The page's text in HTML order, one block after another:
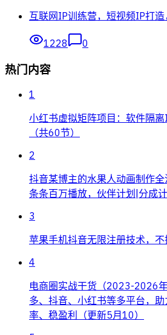
互联网IP训练营，短视频IP打
1228 0
热门内容
1
小红书虚拟矩阵项目：软件隔
（共60节）
2
抖音某博主的水果人动画制作全
条条百万播放，伙伴计划|分成
3
苹果手机抖音无限注册技术，
4
电商圈实战干货（2023-2026
多、抖音、小红书等多平台，
率、稳盈利（更新5月10）